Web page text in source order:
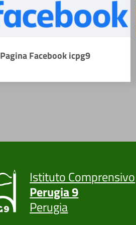
Pagina Facebook icpg9
Istituto Comprensivo
Perugia 9
Perugia